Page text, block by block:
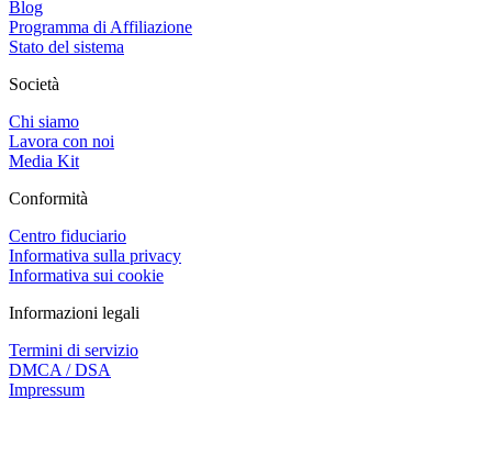
Blog
Programma di Affiliazione
Stato del sistema
Società
Chi siamo
Lavora con noi
Media Kit
Conformità
Centro fiduciario
Informativa sulla privacy
Informativa sui cookie
Informazioni legali
Termini di servizio
DMCA / DSA
Impressum